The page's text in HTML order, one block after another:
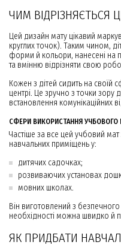
ЧИМ ВІДРІЗНЯЄТЬСЯ
Цей дизайн мату цікавий
круглих точок). Таким чином,
форми й кольори, нанесені на
та вмінню відрізняти свою
Кожен з дітей сидить на своїй
центрі. Це зручно з точки зору
встановлення комунікаційних
СФЕРИ ВИКОРИСТАННЯ УЧБОВОГО
Частіше за все цей учбовий
навчальних приміщень у:
дитячих садочках;
розвиваючих установах
мовних школах.
Він виготовлений з
необхідності можна швидко й
ЯК ПРИДБАТИ